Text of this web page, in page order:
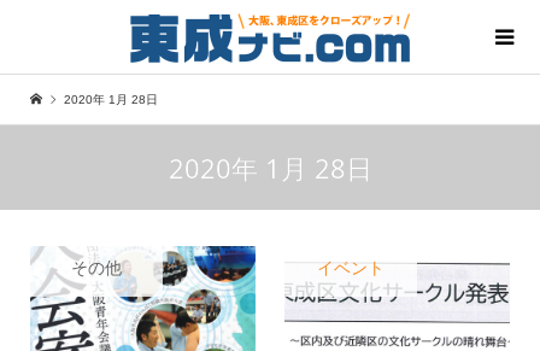
2020年 1月 28日
2020年 1月 28日
その他 イベント